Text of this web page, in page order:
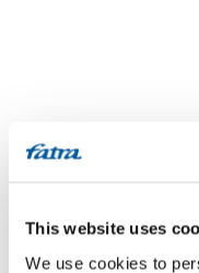
This website uses
We use cookies to